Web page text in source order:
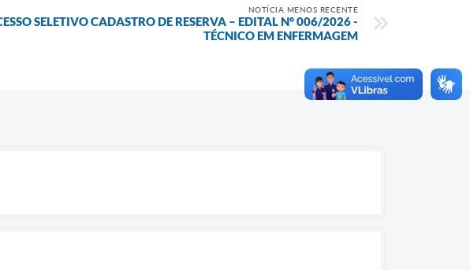
NOTÍCIA MENOS RECENTE
SELETIVO CADASTRO DE RESERVA – EDITAL N° 006/2026 -
TÉCNICO EM ENFERMAGEM